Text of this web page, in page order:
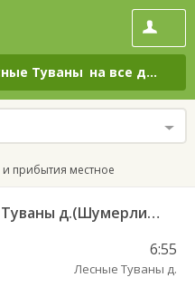
Туваны на все дни
прибытия местное
Шумерля г. ДКП — Малые Туваны д.(Шумерлинский р-н) 114
6:55
Лесные Туваны д.